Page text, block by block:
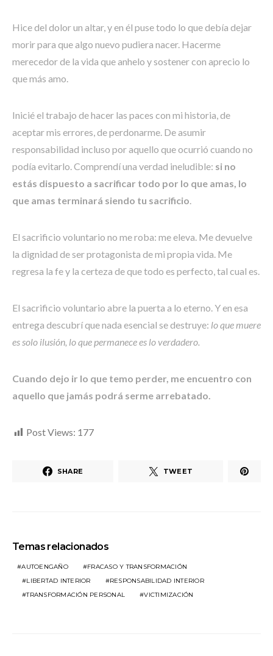
Hice del dolor un altar, y en él puse todo lo que debía dejar
morir para que algo nuevo pudiera nacer. Hacerme
merecedor de la vida que anhelo y sostener con aprecio lo
que más amo.
Inicié el trabajo de hacer las paces con mi historia, de
aceptar mis errores, de perdonarme. De asumir
responsabilidad incluso por aquello que ocurrió cuando no
podía evitarlo. Comprendí una verdad ineludible: si no
estás dispuesto a sacrificar todo por lo que amas, lo
que amas terminará siendo tu sacrificio.
El sacrificio voluntario no me roba: me eleva. Me devuelve
la dignidad de ser protagonista de mi propia vida. Me
regresa la fe y la certeza de que todo es perfecto, tal cual es.
El sacrificio voluntario abre la puerta a lo eterno. Y en esa
entrega descubrí que nada esencial se destruye: lo que muere
es solo ilusión, lo que permanece es lo verdadero.
Cuando dejo ir lo que temo perder, me encuentro con
aquello que jamás podrá serme arrebatado.
Post Views: 177
SHARE TWEET
Temas relacionados
AUTOENGAÑO
FRACASO Y TRANSFORMACIÓN
LIBERTAD INTERIOR
RESPONSABILIDAD INTERIOR
TRANSFORMACIÓN PERSONAL
VICTIMIZACIÓN